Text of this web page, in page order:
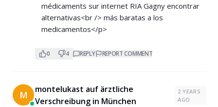
médicaments sur internet RIA Gagny encontrar
alternativas<br /> más baratas a los
medicamentos</p>
0 4 REPLY REPORT COMMENT
M
montelukast auf ärztliche
Verschreibung in München
2 YEARS
AGO